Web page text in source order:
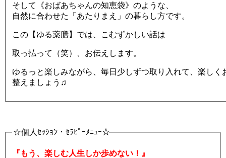
そして《おばあちゃんの知恵袋》のような、
自然に合わせた「あたりまえ」の暮らし方です。
この【ゆる薬膳】では、こむずかしい話は
取っ払って（笑）、お伝えします。
ゆるっと楽しみながら、毎日少しずつ取り入れて、楽し
整えましょう♫
☆個人ｾｯｼｮﾝ・ｾﾗﾋﾟｰﾒﾆｭｰ☆
『もう、楽しむ人生しか歩めない！』